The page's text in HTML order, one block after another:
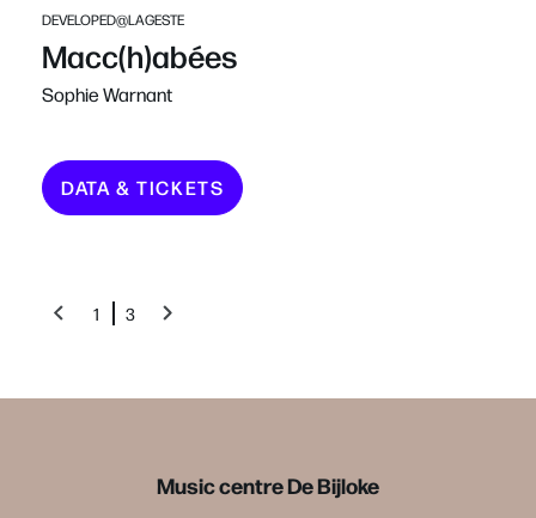
Macc(h)abées
Sophie Warnant
DEVELOPED@LAGESTE
DATA & TICKETS
1 3
Music centre De Bijloke